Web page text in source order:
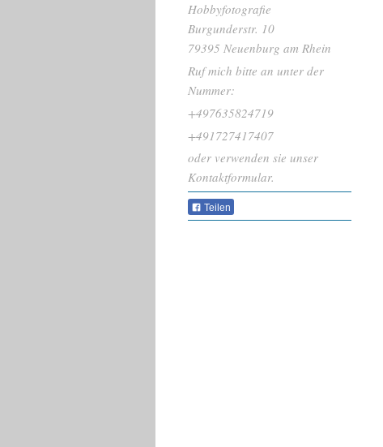
Hobbyfotografie
Burgunderstr. 10
79395 Neuenburg am Rhein
Ruf mich bitte an unter der
Nummer:
+497635824719
+491727417407
oder verwenden sie unser
Kontaktformular.
Teilen